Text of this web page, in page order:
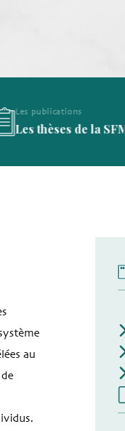
Les publications
Les définitions de la
au